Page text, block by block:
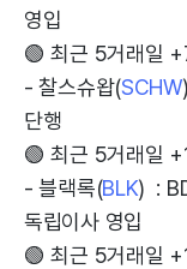
영입
🟢 최근 5거래일
- 찰스슈왑(SCHW
단행
🟢 최근 5거래일
- 블랙록(BLK) :
독립이사 영입
🟢 최근 5거래일